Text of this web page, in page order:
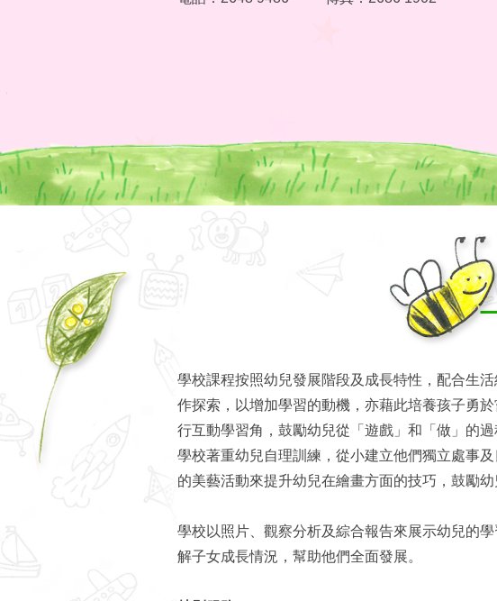
學校課程按照幼兒發展階段及成長特性，配合生
作探索，以增加學習的動機，亦藉此培養孩子勇
行互動學習角，鼓勵幼兒從「遊戲」和「做」的
學校著重幼兒自理訓練，從小建立他們獨立處事
的美藝活動來提升幼兒在繪畫方面的技巧，鼓勵
學校以照片、觀察分析及綜合報告來展示幼兒的
解子女成長情況，幫助他們全面發展。